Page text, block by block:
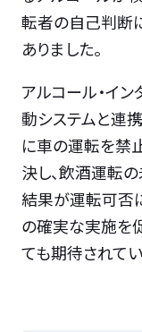
転者の自己判断
ありました。
アルコール・イ
動システムと連
に車の運転を禁
決し、飲酒運転
結果が運転可否
の確実な実施を
ても期待されてい